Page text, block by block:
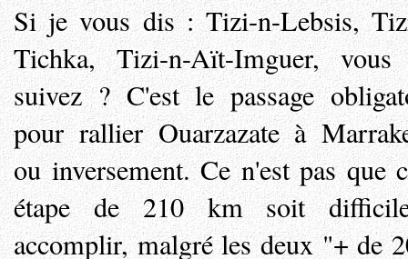
Si je vous dis : Tizi-n-Lebsis,
Tichka, Tizi-n-Aït-Imguer, vous
suivez ? C'est le passage
pour rallier Ouarzazate à
ou inversement. Ce n'est pas que
étape de 210 km soit
accomplir, malgré les deux "+ de